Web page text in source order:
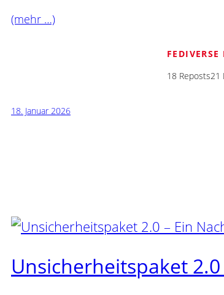
(mehr …)
FEDIVERSE
18 Reposts21
18. Januar 2026
Unsicherheitspaket